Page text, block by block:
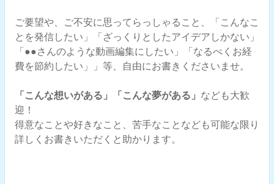
ご要望や、ご不安に思ってらっしゃること、「こんなこ
とを発信したい」「ざっくりとしたアイデアしかない」
「●●さんのような動画編集にしたい」「なるべくお経
費を節約したい」」等、自由にお書きくださいませ。
「こんな想いがある」「こんな夢がある」 なども大歓
迎！
得意なことや好きなこと、苦手なことなども可能な限り
詳しくお書きいただくと助かります。